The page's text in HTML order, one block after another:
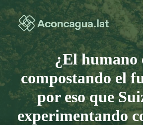
contenido
¿El humano
compostando el
por eso que
experimentando